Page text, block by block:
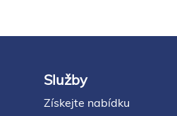
Footer
Služby
Získejte nabídku